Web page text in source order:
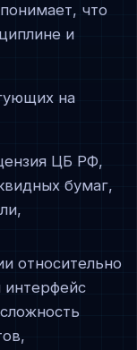
что
и
на
ЦБ РФ,
бумаг,
относительно
интерфейс